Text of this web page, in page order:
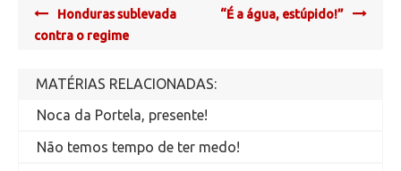
Post
navigation
Honduras sublevada
contra o regime
“É a água, estúpido!”
MATÉRIAS RELACIONADAS:
Noca da Portela, presente!
Não temos tempo de ter medo!